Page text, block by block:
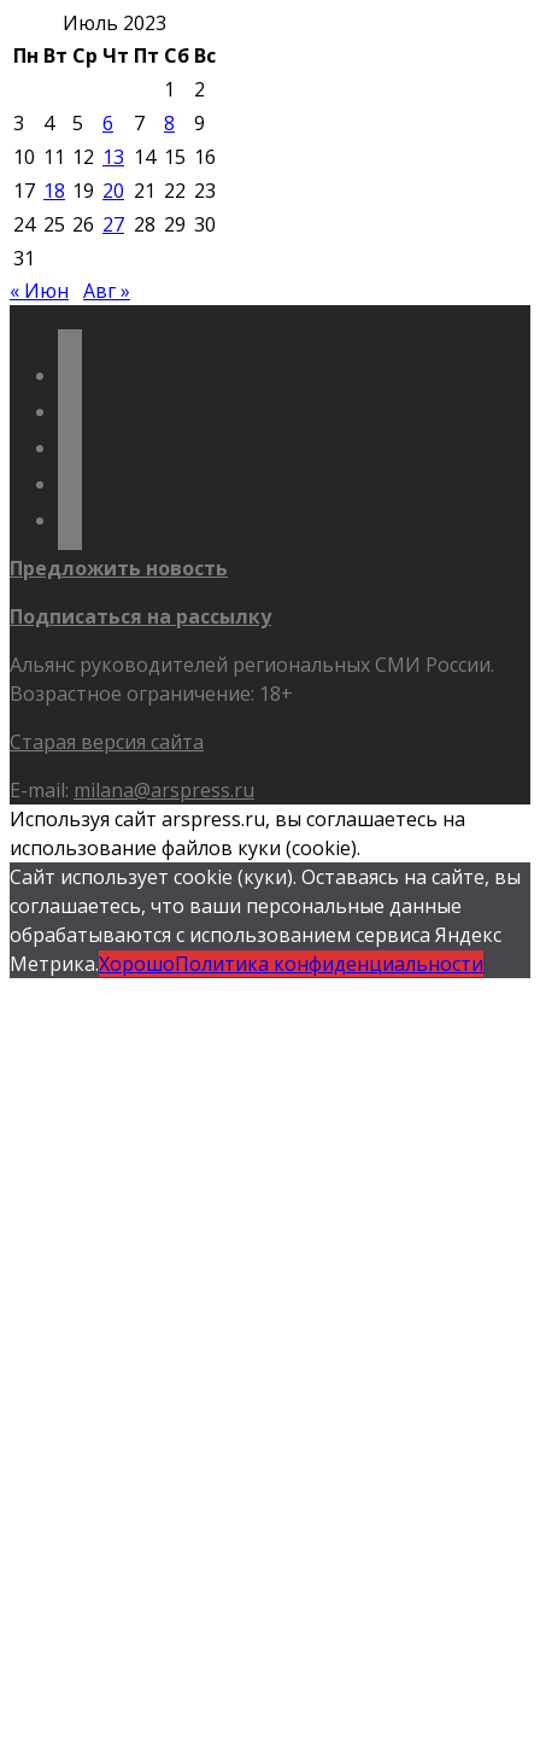
Июль 2023
Пн Вт Ср Чт Пт Сб Вс
1
2
3
4 5 6 7 8
9
10 11 12 13 14 15 16
17 18 19 20 21 22 23
24 25 26 27 28 29 30
31
« Июн Авг »
Предложить новость
Подписаться на рассылку
Альянс руководителей региональных СМИ России.
Возрастное ограничение: 18+
Старая версия сайта
E-mail: milana@arspress.ru
Используя сайт arspress.ru, вы соглашаетесь на
использование файлов куки (cookie).
Сайт использует cookie (куки). Оставаясь на сайте, вы
соглашаетесь, что ваши персональные данные
обрабатываются с использованием сервиса Яндекс
Метрика.ХорошоПолитика конфиденциальности